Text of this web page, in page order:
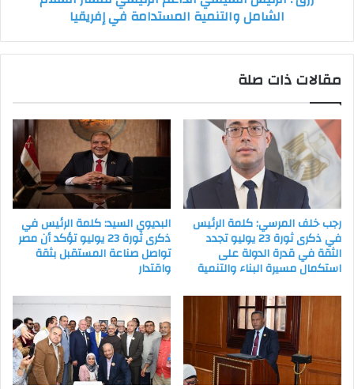
الشامل والتنمية المستدامة في إفريقيا
مقالات ذات صلة
رجب خلف المرسي: كلمة الرئيس
في ذكرى ثورة 23 يوليو تجدد
الثقة في قدرة الدولة على
استكمال مسيرة البناء والتنمية
البديوي السيد: كلمة الرئيس في
ذكرى ثورة 23 يوليو تؤكد أن مصر
تواصل صناعة المستقبل بثقة
واقتدار